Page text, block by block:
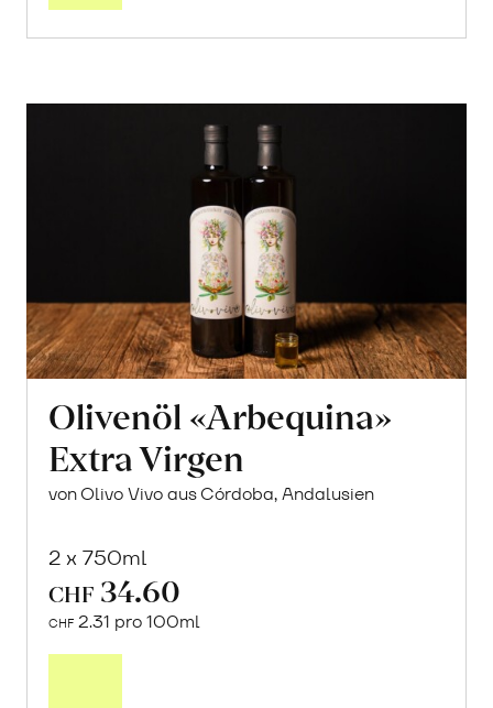
Olivenöl «Arbequina»
Extra Virgen
von Olivo Vivo aus Córdoba, Andalusien
2 x 750ml
CHF 34.60
CHF 2.31 pro 100ml